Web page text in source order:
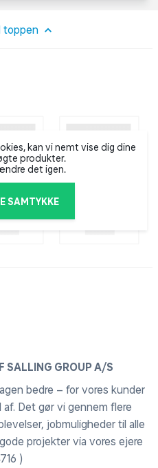
samt sølvglitrende hove
en bestemt variant kan
toppen
kan vi nemt vise dig dine
produkter.
det igen.
SAMTYKKE
SALLING GROUP A/S
bedre – for vores kunder
Det gør vi gennem flere
jobmuligheder til alle
projekter via vores ejere
)